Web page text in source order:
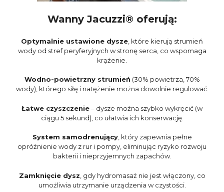
Wanny Jacuzzi® oferują:
Optymalnie ustawione dysze , które kierują strumień
wody od stref peryferyjnych w stronę serca, co wspomaga
krążenie.
Wodno-powietrzny strumień (30% powietrza, 70%
wody), którego siłę i natężenie można dowolnie regulować.
Łatwe czyszczenie– dysze można szybko wykręcić (w
ciągu 5 sekund), co ułatwia ich konserwację.
System samodrenujący, który zapewnia pełne
opróżnienie wody z rur i pompy, eliminując ryzyko rozwoju
bakterii i nieprzyjemnych zapachów.
Zamknięcie dysz , gdy hydromasaż nie jest włączony, co
umożliwia utrzymanie urządzenia w czystości.